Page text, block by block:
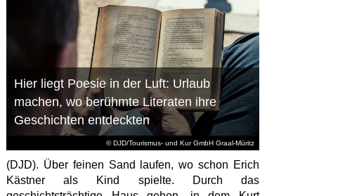
© DJD/Tourismus- und Kur GmbH Graal-Müritz
Hier liegt Poesie in der Luft: Urlaub
machen, wo berühmte Literaten ihre
Geschichten entdeckten
(DJD). Über feinen Sand laufen, wo schon Erich
Kästner als Kind spielte. Durch das